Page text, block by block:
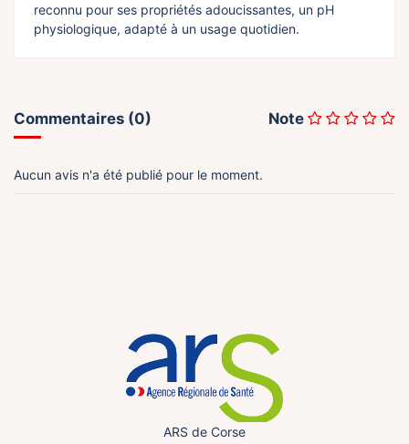
reconnu pour ses propriétés adoucissantes, un pH
physiologique, adapté à un usage quotidien.
Note
Commentaires (0)
Aucun avis n'a été publié pour le moment.
ARS de Corse